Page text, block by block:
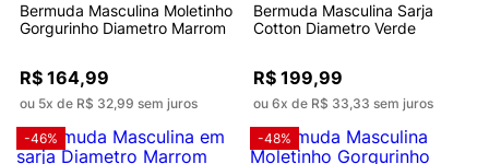
Bermuda Masculina Moletinho
Gorgurinho Diametro Marrom
R$ 164,99
ou 5x de R$ 32,99 sem juros
Bermuda Masculina Sarja
Cotton Diametro Verde
R$ 199,99
ou 6x de R$ 33,33 sem juros
-46% -48%